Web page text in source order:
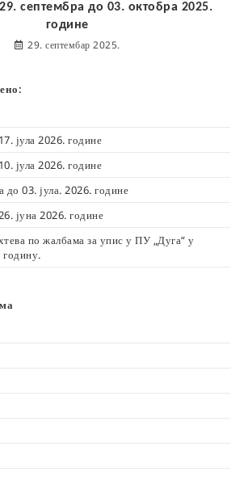
септембра до 03. октобра 2025.
године
29. септембар 2025.
јула 2026. године
јула 2026. године
до 03. јула. 2026. године
јуна 2026. године
по жалбама за упис у ПУ „Дуга“ у